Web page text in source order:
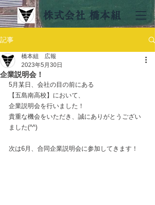
株式会社 橋本組
記事
企業説明会！
橋本組 広報
2023年5月30日
5月某日、会社の目の前にある
【五島南高校】において、
企業説明会を行いました！
貴重な機会をいただき、誠にありがとうござい
ました(^^)
次は6月、合同企業説明会に参加してきます！